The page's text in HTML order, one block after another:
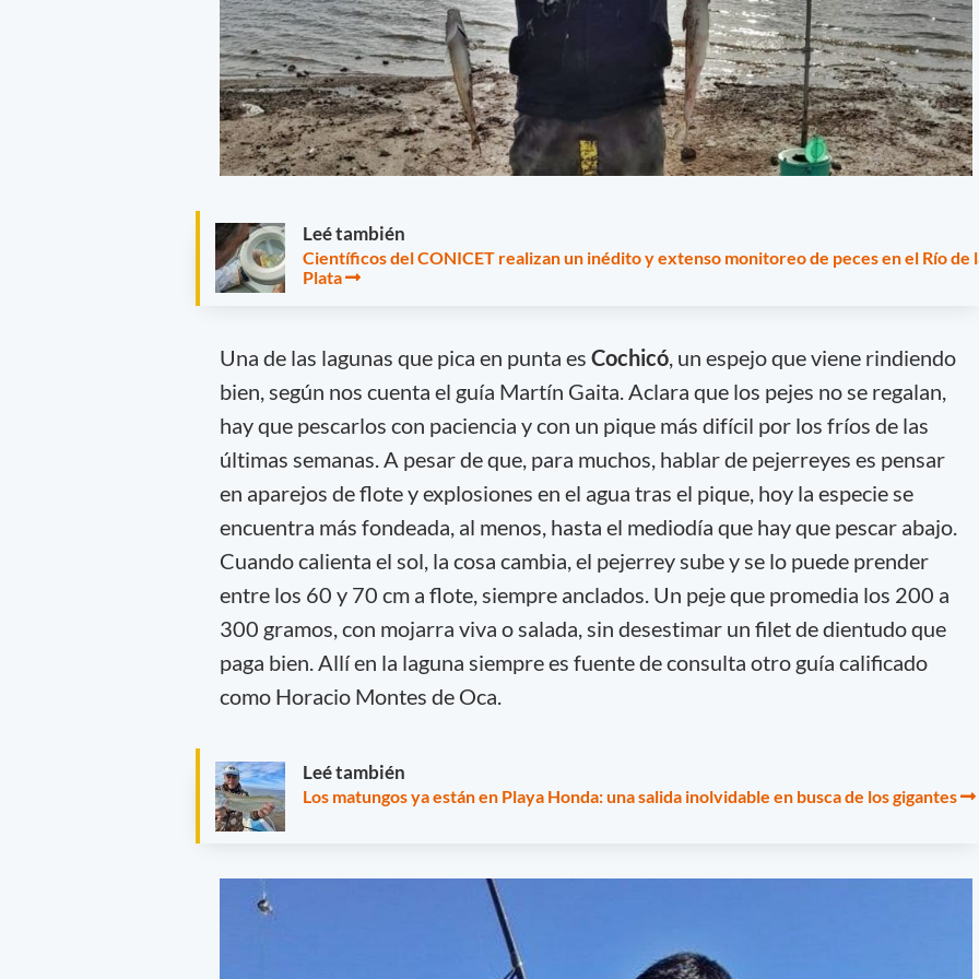
Leé también
Científicos del CONICET realizan un inédito y extenso monitoreo de peces en el Río de
Plata
Una de las lagunas que pica en punta es Cochicó, un espejo que viene rindiendo
bien, según nos cuenta el guía Martín Gaita. Aclara que los pejes no se regalan,
hay que pescarlos con paciencia y con un pique más difícil por los fríos de las
últimas semanas. A pesar de que, para muchos, hablar de pejerreyes es pensar
en aparejos de flote y explosiones en el agua tras el pique, hoy la especie se
encuentra más fondeada, al menos, hasta el mediodía que hay que pescar abajo.
Cuando calienta el sol, la cosa cambia, el pejerrey sube y se lo puede prender
entre los 60 y 70 cm a flote, siempre anclados. Un peje que promedia los 200 a
300 gramos, con mojarra viva o salada, sin desestimar un filet de dientudo que
paga bien. Allí en la laguna siempre es fuente de consulta otro guía calificado
como Horacio Montes de Oca.
Leé también
Los matungos ya están en Playa Honda: una salida inolvidable en busca de los gigantes